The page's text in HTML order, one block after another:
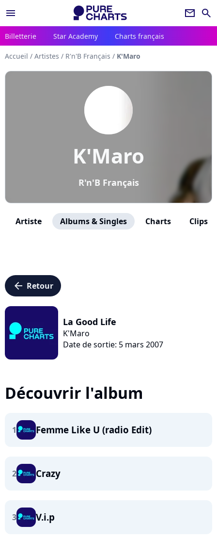
menu newsletter search
Billetterie Star Academy Charts français
Accueil / Artistes / R'n'B Français / K'Maro
K'Maro
R'n'B Français
Artiste Albums & Singles Charts Clips
arrow_left Retour
La Good Life
K'Maro
Date de sortie: 5 mars 2007
Découvrir l'album
1 Femme Like U (radio Edit)
2 Crazy
3 V.i.p